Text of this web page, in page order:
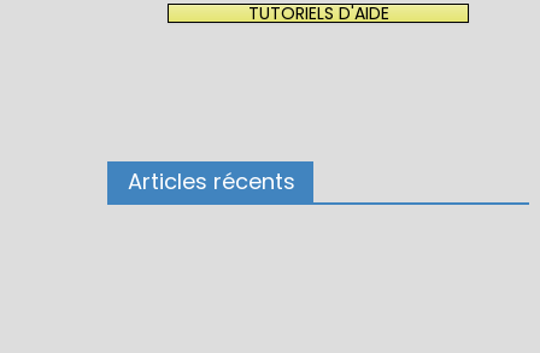
TUTORIELS D'AIDE
Articles récents